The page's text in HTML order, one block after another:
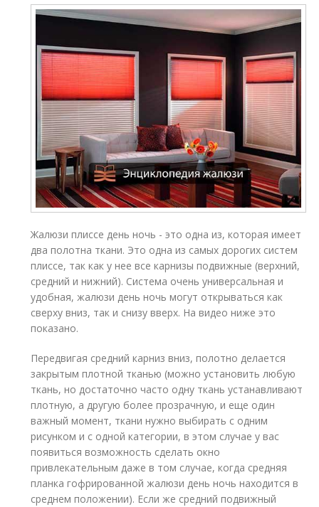
Жалюзи плиссе день ночь - это одна из, которая имеет
два полотна ткани. Это одна из самых дорогих систем
плиссе, так как у нее все карнизы подвижные (верхний,
средний и нижний). Система очень универсальная и
удобная, жалюзи день ночь могут открываться как
сверху вниз, так и снизу вверх. На видео ниже это
показано.
Передвигая средний карниз вниз, полотно делается
закрытым плотной тканью (можно установить любую
ткань, но достаточно часто одну ткань устанавливают
плотную, а другую более прозрачную, и еще один
важный момент, ткани нужно выбирать с одним
рисунком и с одной категории, в этом случае у вас
появиться возможность сделать окно
привлекательным даже в том случае, когда средняя
планка гофрированной жалюзи день ночь находится в
среднем положении). Если же средний подвижный